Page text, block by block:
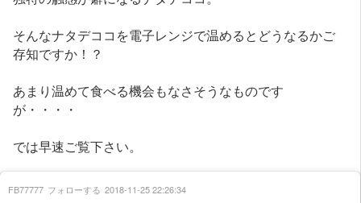
そんなナタデココを電子レンジで温めるとどうなるかご
存知ですか！？
あまり温めて食べる機会もなさそうなものです
が・・・・
では早速ご覧下さい。
FB77777 フォローする 2018-11-25 22:26:34